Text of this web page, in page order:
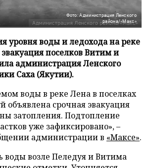
Фото: Администрация Ленского
района/«Макс»
уровня воды и ледохода на реке
поселков Витим и
администрация Ленского
Саха (Якутии).
воды в реке Лена в поселках
объявлена срочная эвакуация
затопления. Подтопление
уже зафиксировано», –
администрации в «Максе».
воды возле Пеледуя и Витима